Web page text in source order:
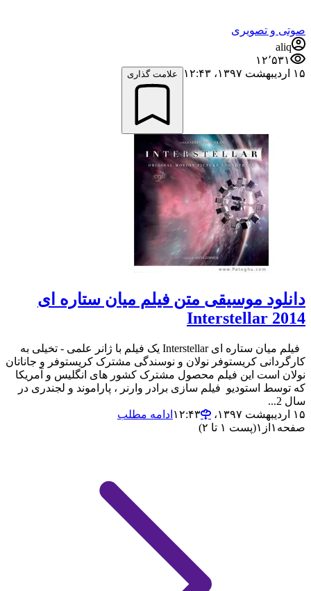
صوتی و تصویری
aliq
۱۲٬۵۳۱
۱۵ اردیبهشت ۱۳۹۷،‏ ۱۲:۴۳
علامت گذاری
دانلود موسیقی متن فیلم میان ستاره ای
Interstellar 2014
فیلم میان ستاره ای Interstellar یک فیلم با ژانر علمی - تخیلی به
کارگردانی کریستوفر نولان و نوسندگی مشترک کریستوفر و جاناتان
نولان است این فیلم محصول مشترک کشور های انگلیس و آمریکا
که توسط استودیو فیلم سازی برادر وارنر ، پاراموند و لجندری در
سال 2...
۱۵ اردیبهشت ۱۳۹۷،‏ ۱۲:۴۳
ادامه مطلب
صفحه ۱ از ۱(پست ۱ تا ۲)